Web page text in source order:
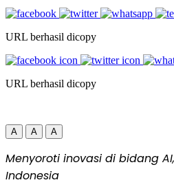
URL berhasil dicopy
URL berhasil dicopy
A A A
Menyoroti inovasi di bidang
Indonesia